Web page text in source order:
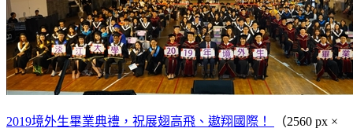
2019境外生畢業典禮，祝展翅高飛、遨翔國際！
（2560 px ×